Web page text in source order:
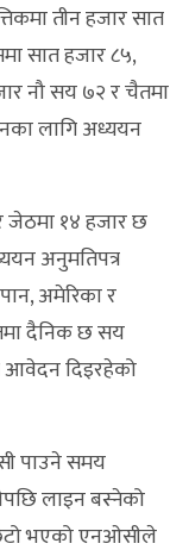
तीन हजार सात
सात हजार ८५,
नौ सय ७२ र चैतमा
लागि अध्ययन
जेठमा १४ हजार छ
अनुमतिपत्र
अमेरिका र
दैनिक छ सय
दिइरहेको
पाउने समय
लाइन बस्नेको
भएको एनओसीले